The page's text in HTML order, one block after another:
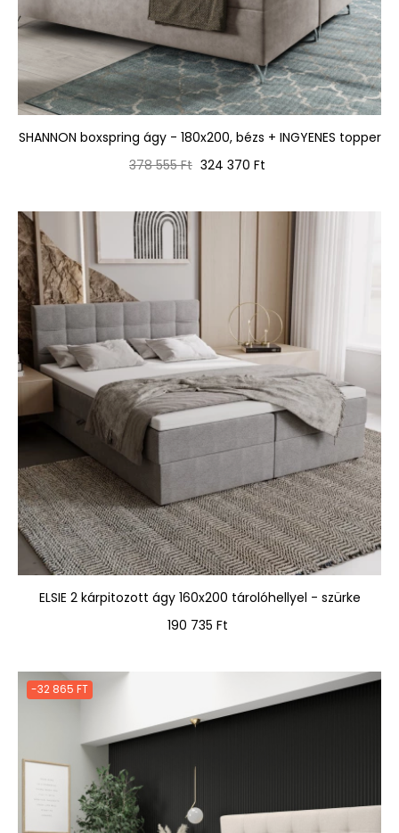
SHANNON boxspring ágy - 180x200, bézs + INGYENES topper
Normál
378 555 Ft Ár
324 370 Ft
ELSIE 2 kárpitozott ágy 160x200 tárolóhellyel - szürke
Ár
190 735 Ft
-32 865 FT